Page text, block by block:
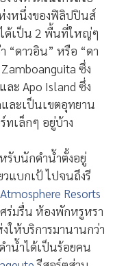
ภาคม
ำ
จังหวัดเนโกรสโอ
หนึ่งของฟิลิปปินส์